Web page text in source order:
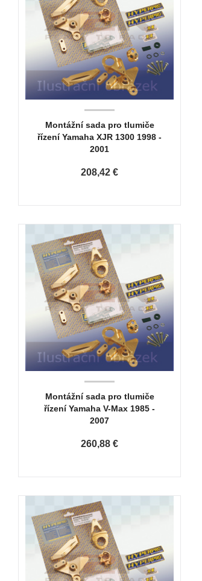
Montážní sada pro tlumiče
řízení Yamaha XJR 1300 1998 -
2001
208,42 €
Montážní sada pro tlumiče
řízení Yamaha V-Max 1985 -
2007
260,88 €